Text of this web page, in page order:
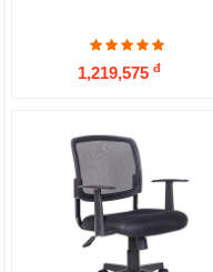
1,219,575 đ